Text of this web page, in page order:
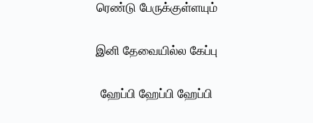
ரெண்டு பேருக்குள்ளயும்
இனி தேவையில்ல கேப்பு
ஹேப்பி ஹேப்பி ஹேப்பி